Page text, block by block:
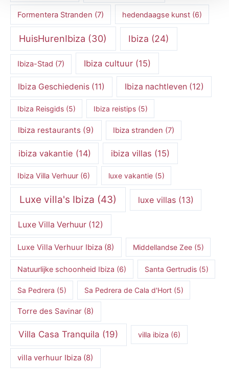
Formentera Stranden (7) hedendaagse kunst (6)
HuisHurenIbiza (30) Ibiza (24)
Ibiza-Stad (7) Ibiza cultuur (15)
Ibiza Geschiedenis (11) Ibiza nachtleven (12)
Ibiza Reisgids(5) Ibiza reistips(5)
Ibiza restaurants(9) Ibiza stranden (7)
ibiza vakantie (14) ibiza villas (15)
Ibiza Villa Verhuur(6) luxe vakantie(5)
Luxe villa's Ibiza (43) luxe villas(13)
Luxe Villa Verhuur (12)
Luxe Villa Verhuur Ibiza (8) Middellandse Zee(5)
Natuurlijke schoonheid Ibiza (6) Santa Gertrudis(5)
Sa Pedrera (5) Sa Pedrera de Cala d'Hort(5)
Torre des Savinar (8)
Villa Casa Tranquila (19) villa ibiza (6)
villa verhuur Ibiza (8)